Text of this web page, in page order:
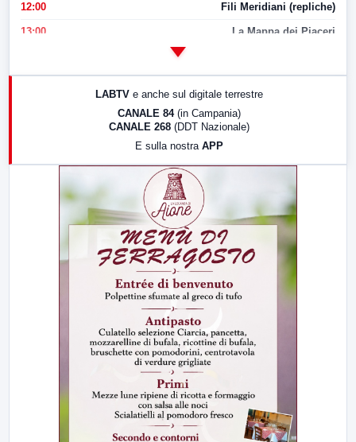
12:00 Fili Meridiani (repliche)
13:00 La Mappa dei Piaceri
LABTV e anche sul digitale terrestre
CANALE 84 (in Campania)
CANALE 268 (DDT Nazionale)
E sulla nostra APP